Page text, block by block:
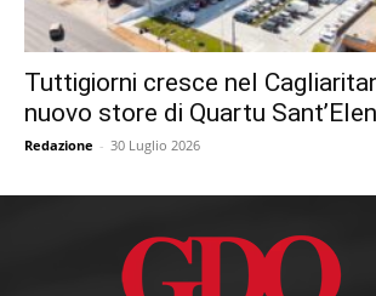
Tuttigiorni cresce nel
nuovo store di Quartu
Redazione - 30 Luglio 2026